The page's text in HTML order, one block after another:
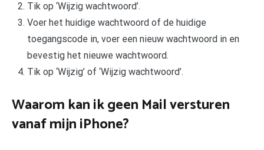
Tik op ‘Wijzig wachtwoord’.
Voer het huidige wachtwoord of de huidige
toegangscode in, voer een nieuw wachtwoord in en
bevestig het nieuwe wachtwoord.
Tik op ‘Wijzig’ of ‘Wijzig wachtwoord’.
Waarom kan ik geen Mail versturen
vanaf mijn iPhone?